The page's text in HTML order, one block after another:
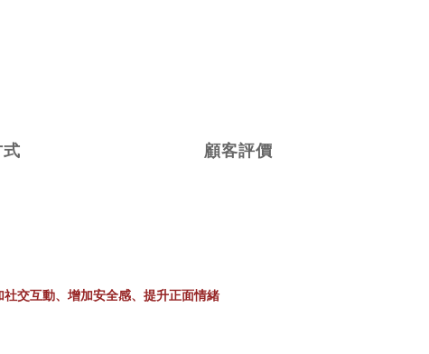
顧客評價
交互動、增加安全感、提升正面情緒